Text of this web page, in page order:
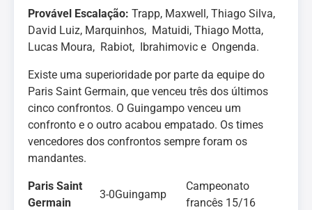
Provável Escalação: Trapp, Maxwell, Thiago Silva,
David Luiz, Marquinhos, Matuidi, Thiago Motta,
Lucas Moura, Rabiot, Ibrahimovic e Ongenda.
Existe uma superioridade por parte da equipe do
Paris Saint Germain, que venceu três dos últimos
cinco confrontos. O Guingampo venceu um
confronto e o outro acabou empatado. Os times
vencedores dos confrontos sempre foram os
mandantes.
Paris Saint
Germain
3-0Guingamp
Campeonato
francês 15/16